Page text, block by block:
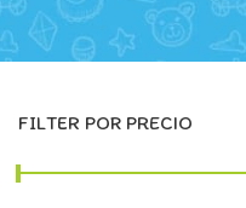
FILTER POR PRECIO